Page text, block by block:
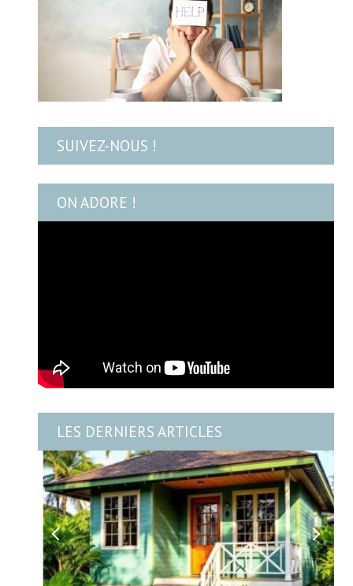
SUIVEZ-NOUS !
ON ADORE !
LES DERNIERS ARTICLES